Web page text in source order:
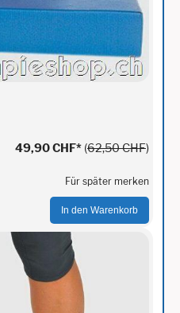
49,90 CHF* (62,50 CHF)
Für später merken
In den Warenkorb